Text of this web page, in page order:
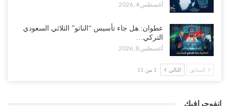
أغسطس 4, 2026
عطوان: هل جاء تأسيس “الناتو” الثلاثي السعودي
التركي…
أغسطس 8, 2026
السابق التالي 1 من 11
إنفوجرافيك